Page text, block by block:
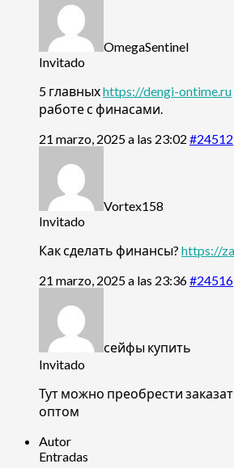
OmegaSentinel
Invitado
5 главныхhttps://dengi-ontime.ru
работе с финасами.
21 marzo, 2025 a las 23:02 #24512
Vortex158
Invitado
Как сделать финансы? https://
21 marzo, 2025 a las 23:36#24516
сейфы купить
Invitado
Тут можно преобрести
оптом
Autor
Entradas